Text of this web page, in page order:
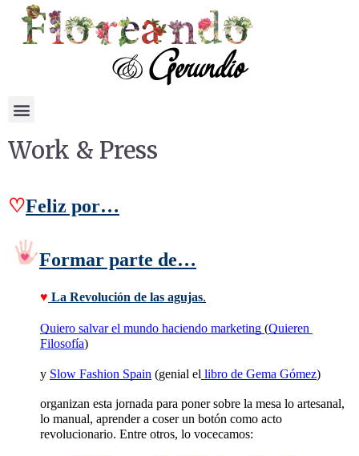
Work & Press
♡Feliz por…
Formar parte de…
♥ La Revolución de las agujas.
Quiero salvar el mundo haciendo marketing (Quieren
Filosofía)
y Slow Fashion Spain (genial el libro de Gema Gómez)
organizan esta jornada para poner sobre la mesa lo artesanal,
lo manual, aprender a coser un botón como acto
revolucionario. Entre otros, lo vocecamos: